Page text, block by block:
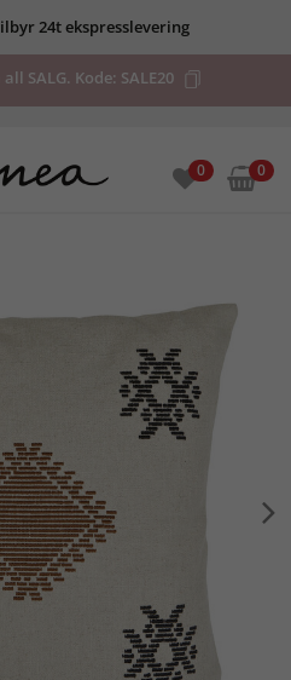
24t ekspresslevering
all SALG. Kode: SALE20
0 0